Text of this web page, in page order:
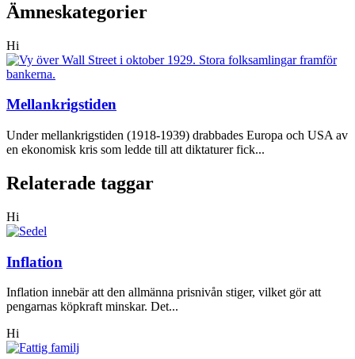
Ämneskategorier
Hi
Mellankrigstiden
Under mellankrigstiden (1918-1939) drabbades Europa och USA av
en ekonomisk kris som ledde till att diktaturer fick...
Relaterade taggar
Hi
Inflation
Inflation innebär att den allmänna prisnivån stiger, vilket gör att
pengarnas köpkraft minskar. Det...
Hi